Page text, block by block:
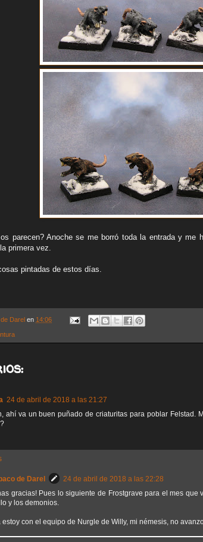
parecen? Anoche se me borró toda la entrada y me
primera vez.
pintadas de estos días.
Darel en 14:06
24 de abril de 2018 a las 21:27
ahí va un buen puñado de criaturitas para poblar Felstad.
de Darel
24 de abril de 2018 a las 22:28
gracias! Pues lo siguiente de Frostgrave para el mes
y los demonios.
estoy con el equipo de Nurgle de Willy, mi némesis, no